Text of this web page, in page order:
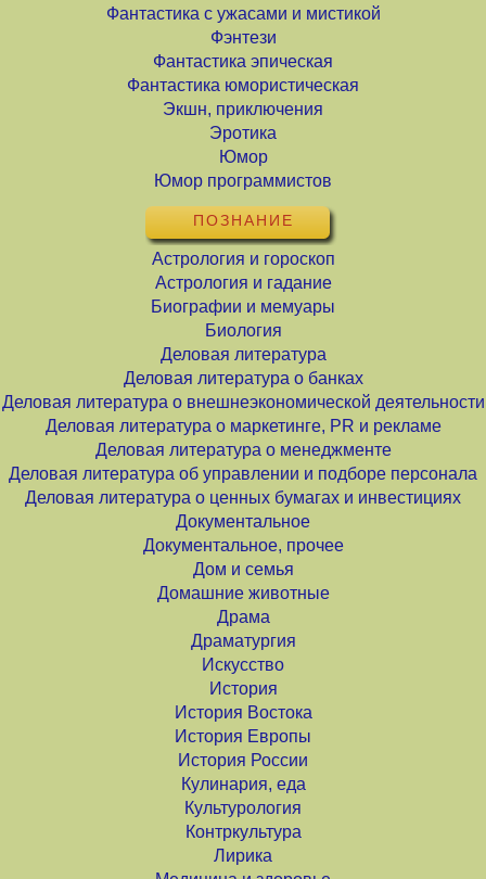
Фантастика с ужасами и мистикой
Фэнтези
Фантастика эпическая
Фантастика юмористическая
Экшн, приключения
Эротика
Юмор
Юмор программистов
ПОЗНАНИЕ
Астрология и гороскоп
Астрология и гадание
Биографии и мемуары
Биология
Деловая литература
Деловая литература о банках
Деловая литература о внешнеэкономической деятельности
Деловая литература о маркетинге, PR и рекламе
Деловая литература о менеджменте
Деловая литература об управлении и подборе персонала
Деловая литература о ценных бумагах и инвестициях
Документальное
Документальное, прочее
Дом и семья
Домашние животные
Драма
Драматургия
Искусство
История
История Востока
История Европы
История России
Кулинария, еда
Культурология
Контркультура
Лирика